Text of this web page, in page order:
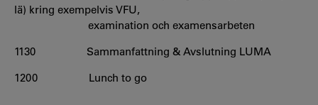
lä) kring exempelvis VFU,
examination och examensarbeten
1130 Sammanfattning & Avslutning LUMA
1200 Lunch to go